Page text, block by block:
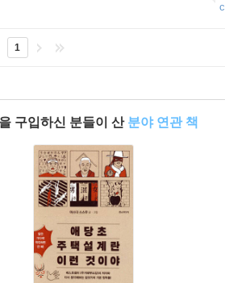
1
구입하신 분들이 산 분야 연관 책